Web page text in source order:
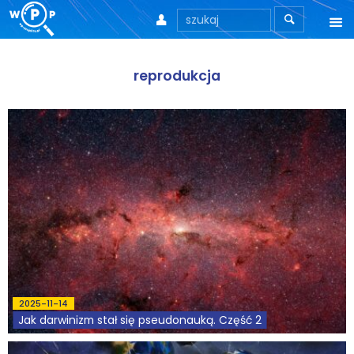

Motto
Aktualności
Teksty
Wprowadzenie
Artykuły
Krytyka teorii ID
Wywiady
 
reprodukcja
2025-11-14
Jak darwinizm stał się pseudonauką. Część 2